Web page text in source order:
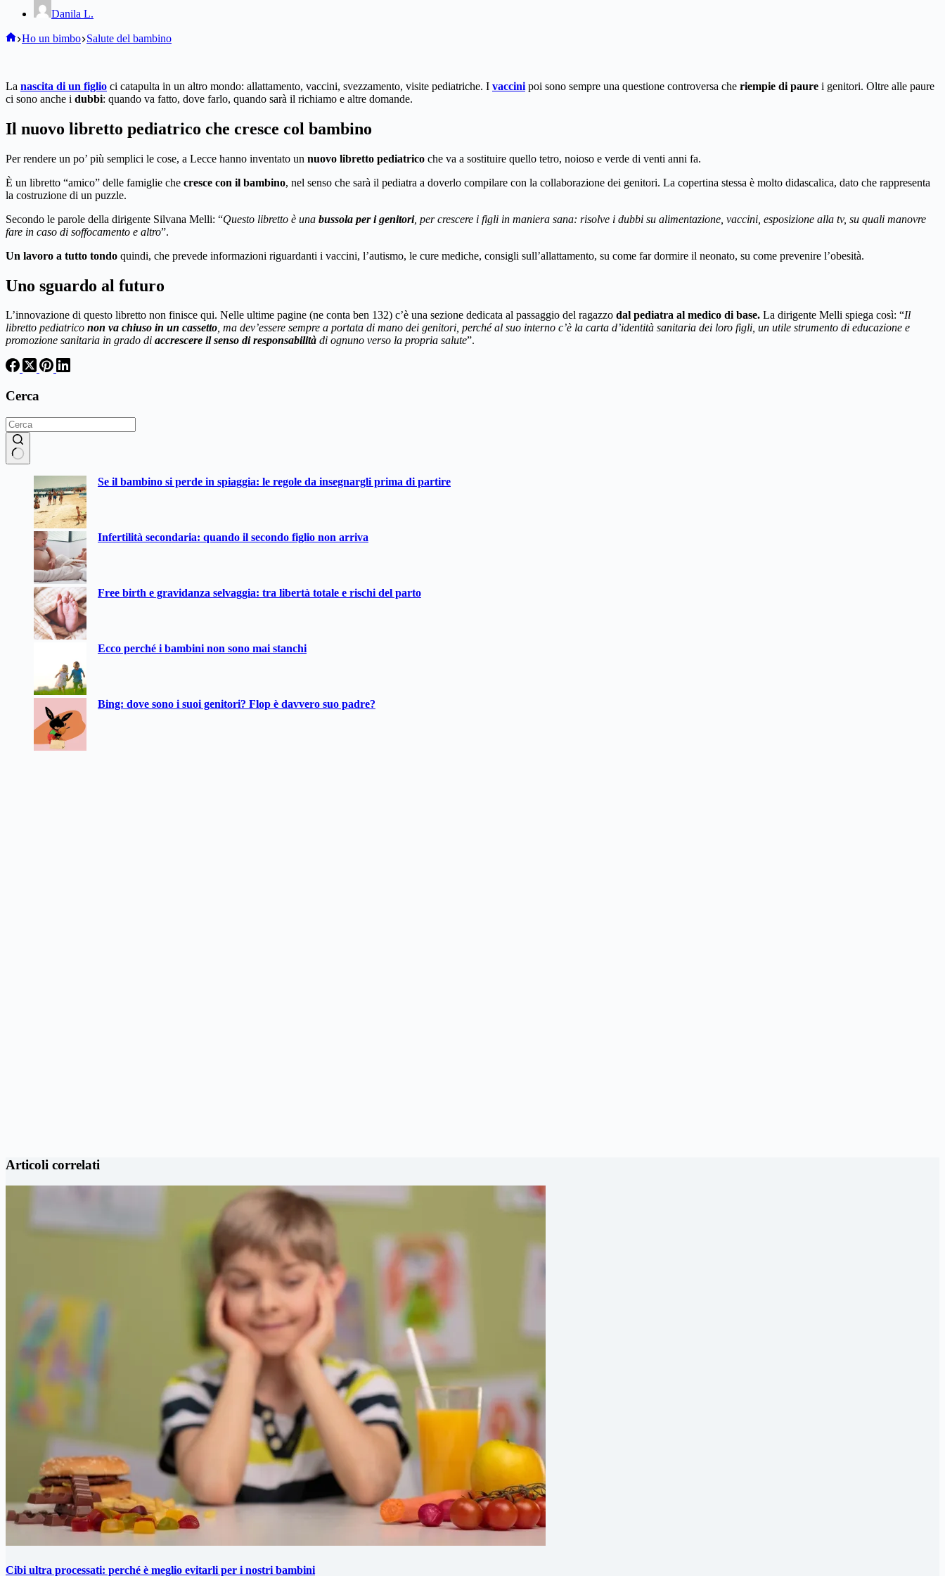
Danila L.
Home
Ho un bimbo Salute del bambino
La nascita di un figlio ci catapulta in un altro mondo: allattamento, vaccini, svezzamento, visite pediatriche. I vaccini poi sono sempre una questione controversa che riempie di paure i genitori. Oltre alle paure
ci sono anche i dubbi: quando va fatto, dove farlo, quando sarà il richiamo e altre domande.
Il nuovo libretto pediatrico che cresce col bambino
Per rendere un po’ più semplici le cose, a Lecce hanno inventato un nuovo libretto pediatrico che va a sostituire quello tetro, noioso e verde di venti anni fa.
È un libretto “amico” delle famiglie che cresce con il bambino, nel senso che sarà il pediatra a doverlo compilare con la collaborazione dei genitori. La copertina stessa è molto didascalica, dato che rappresenta
la costruzione di un puzzle.
Secondo le parole della dirigente Silvana Melli: “Questo libretto è una bussola per i genitori, per crescere i figli in maniera sana: risolve i dubbi su alimentazione, vaccini, esposizione alla tv, su quali manovre
fare in caso di soffocamento e altro”.
Un lavoro a tutto tondo quindi, che prevede informazioni riguardanti i vaccini, l’autismo, le cure mediche, consigli sull’allattamento, su come far dormire il neonato, su come prevenire l’obesità.
Uno sguardo al futuro
L’innovazione di questo libretto non finisce qui. Nelle ultime pagine (ne conta ben 132) c’è una sezione dedicata al passaggio del ragazzo dal pediatra al medico di base. La dirigente Melli spiega così: “Il
libretto pediatrico non va chiuso in un cassetto, ma dev’essere sempre a portata di mano dei genitori, perché al suo interno c’è la carta d’identità sanitaria dei loro figli, un utile strumento di educazione e
promozione sanitaria in grado di accrescere il senso di responsabilità di ognuno verso la propria salute”.
Cerca
Se il bambino si perde in spiaggia: le regole da insegnargli prima di partire
Infertilità secondaria: quando il secondo figlio non arriva
Free birth e gravidanza selvaggia: tra libertà totale e rischi del parto
Ecco perché i bambini non sono mai stanchi
Bing: dove sono i suoi genitori? Flop è davvero suo padre?
Articoli correlati
Cibi ultra processati: perché è meglio evitarli per i nostri bambini